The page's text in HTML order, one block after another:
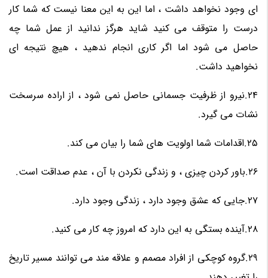
ای وجود نخواهد داشت ، اما این به این معنا نیست که شما کار
درست را متوقف می کنید شاید هرگز ندانید از عمل شما چه
حاصل می شود اما اگر کاری انجام ندهید ، هیچ نتیجه ای
نخواهید داشت.
24.نیرو از ظرفیت جسمانی حاصل نمی شود ، از اراده سرسخت
نشات می گیرد.
25.اقدامات شما اولویت های شما را بیان می کند.
26.باور کردن چیزی ، و زندگی نکردن با آن ، عدم صداقت است.
27.جایی که عشق وجود دارد ، زندگی وجود دارد.
28.آینده بستگی به این دارد که امروز چه کار می کنید.
29.گروه کوچکی از افراد مصمم و علاقه مند می توانند مسیر تاریخ